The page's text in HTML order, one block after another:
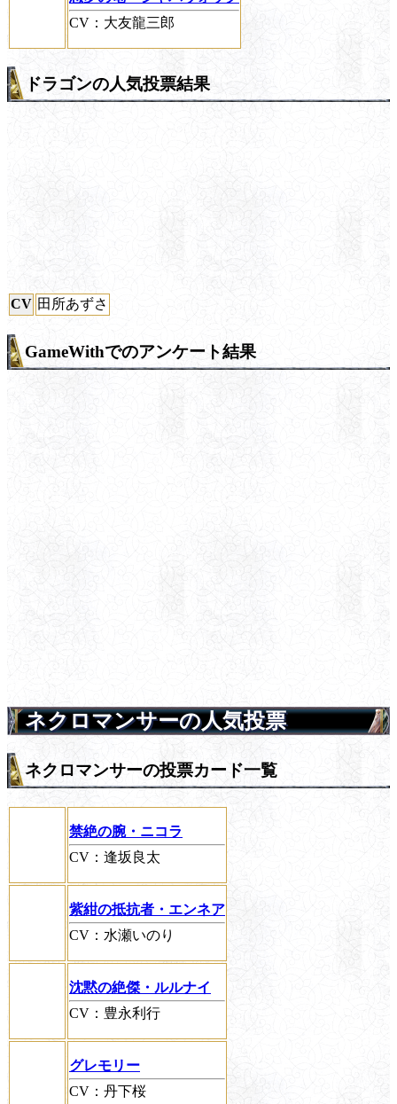
CV：大友龍三郎
ドラゴンの人気投票結果
CV 田所あずさ
GameWithでのアンケート結果
ネクロマンサーの人気投票
ネクロマンサーの投票カード一覧
禁絶の腕・ニコラ
CV：逢坂良太
紫紺の抵抗者・エンネア
CV：水瀬いのり
沈黙の絶傑・ルルナイ
CV：豊永利行
グレモリー
CV：丹下桜